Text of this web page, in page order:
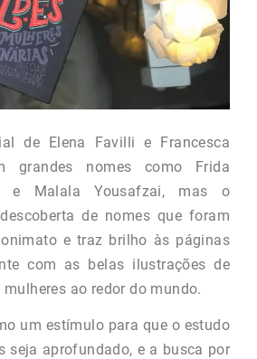
de Elena Favilli e Francesca
grandes nomes como Frida
e Malala Yousafzai, mas o
de nomes que foram
e traz brilho às páginas
com as belas ilustrações de
ao redor do mundo.
um estímulo para que o estudo
seja aprofundado, e a busca por